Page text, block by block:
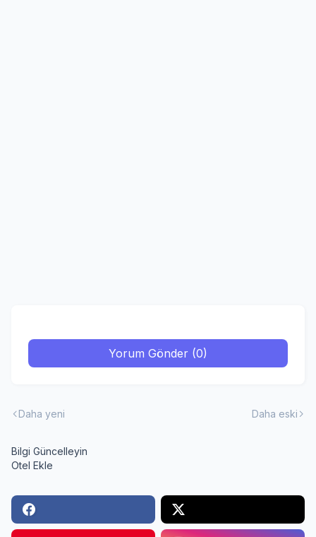
Yorum Gönder (0)
Daha yeni Daha eski
Bilgi Güncelleyin
Otel Ekle